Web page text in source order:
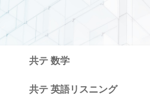
共テ 数学
共テ 英語リスニング